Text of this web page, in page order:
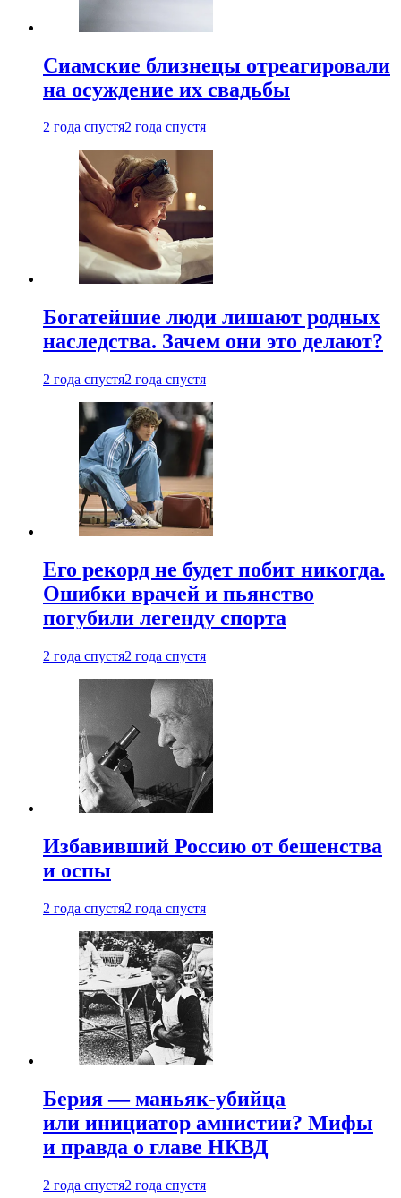
Cиамские близнецы отреагировали
на осуждение их свадьбы
2 года спустя2 года спустя
Богатейшие люди лишают родных
наследства. Зачем они это делают?
2 года спустя2 года спустя
Его рекорд не будет побит никогда.
Ошибки врачей и пьянство
погубили легенду спорта
2 года спустя2 года спустя
Избавивший Россию от бешенства
и оспы
2 года спустя2 года спустя
Берия — маньяк-убийца
или инициатор амнистии? Мифы
и правда о главе НКВД
2 года спустя2 года спустя